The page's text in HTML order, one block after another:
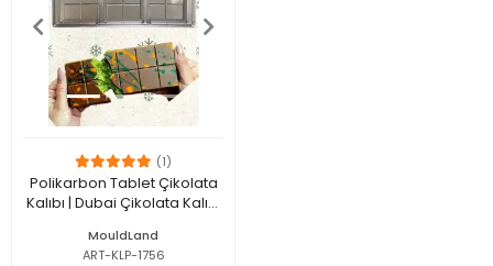
(1)
Polikarbon Tablet Çikolata
Kalıbı | Dubai Çikolata Kalıbı
MouldLand
ART-KLP-1756